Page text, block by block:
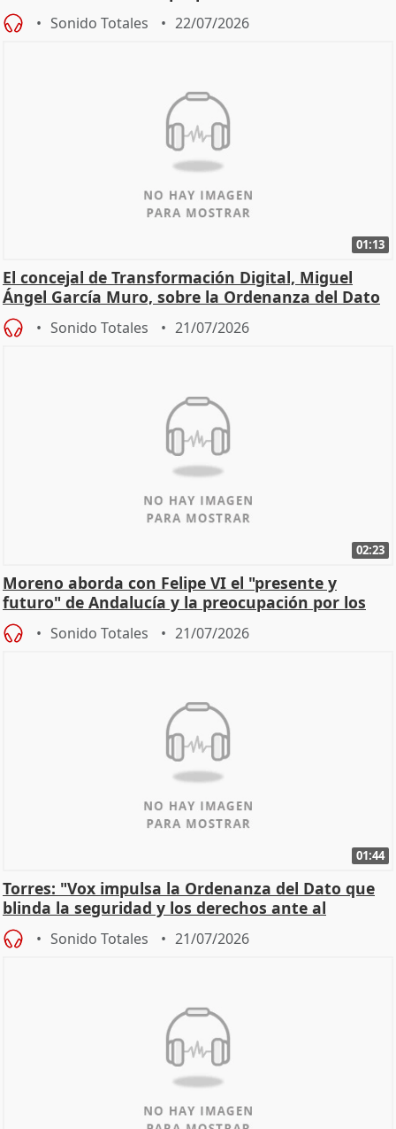
Sonido Totales 22/07/2026
01:13
El concejal de Transformación Digital, Miguel
Ángel García Muro, sobre la Ordenanza del Dato
Sonido Totales 21/07/2026
02:23
Moreno aborda con Felipe VI el "presente y
futuro" de Andalucía y la preocupación por los
incendios
Sonido Totales 21/07/2026
01:44
Torres: "Vox impulsa la Ordenanza del Dato que
blinda la seguridad y los derechos ante al
control"
Sonido Totales 21/07/2026